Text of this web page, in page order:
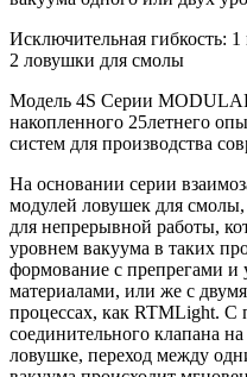
Исключительная гибкость:
2 ловушки для смолы
Модель 4S Серии
накопленного 25летнего
систем для производства
На основании серии
модулей ловушек для
для непрерывной работы,
уровнем вакуума в таких
формование с препрегами
материалами, или же с
процессах, как RTMLight.
соединительного клапана
ловушке, переход между